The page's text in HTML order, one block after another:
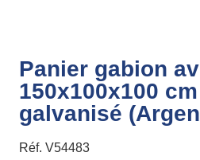
Panier gabion
150x100x100
galvanisé
Réf. V54483